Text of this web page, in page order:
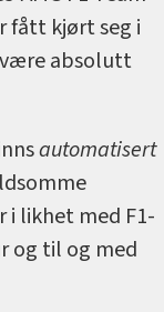
fått kjørt seg i
absolutt
automatisert
i likhet med F1-
og til og med